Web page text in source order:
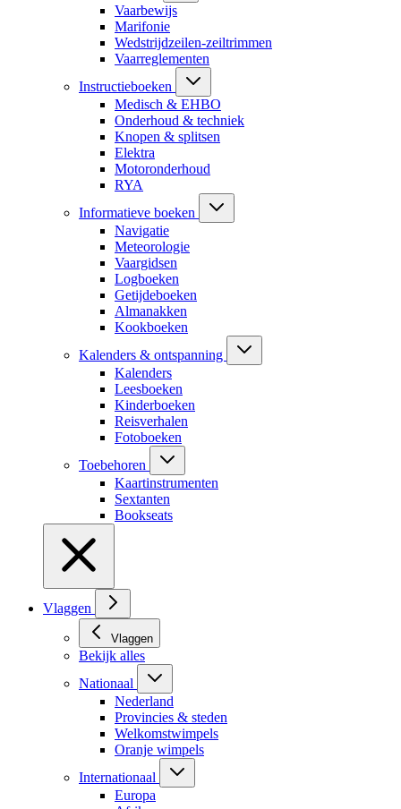
Vaarbewijs
Marifonie
Wedstrijdzeilen-zeiltrimmen
Vaarreglementen
Instructieboeken
Medisch & EHBO
Onderhoud & techniek
Knopen & splitsen
Elektra
Motoronderhoud
RYA
Informatieve boeken
Navigatie
Meteorologie
Vaargidsen
Logboeken
Getijdeboeken
Almanakken
Kookboeken
Kalenders & ontspanning
Kalenders
Leesboeken
Kinderboeken
Reisverhalen
Fotoboeken
Toebehoren
Kaartinstrumenten
Sextanten
Bookseats
Vlaggen
Vlaggen
Bekijk alles
Nationaal
Nederland
Provincies & steden
Welkomstwimpels
Oranje wimpels
Internationaal
Europa